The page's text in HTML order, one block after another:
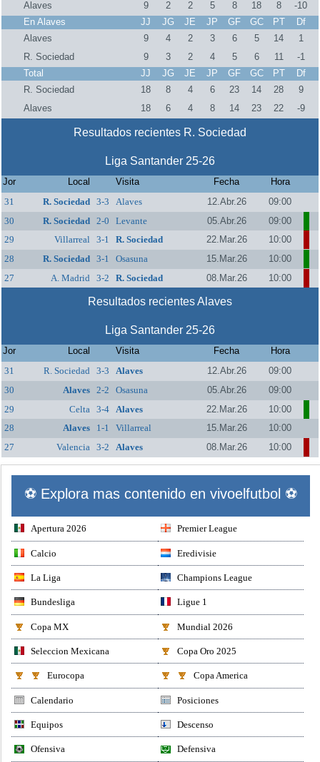
Alaves
9 2 2 5 8 18 8
-10
En Alaves
JJ JG JE JP GF GC PT
Df
Alaves
9 4 2 3 6 5 14
1
R. Sociedad
9 3 2 4 5 6 11
-1
Total
JJ JG JE JP GF GC PT
Df
R. Sociedad
18 8 4 6 23 14 28
9
Alaves
18 6 4 8 14 23 22 -9
Resultados recientes R. Sociedad
Liga Santander 25-26
Jor Local Visita Fecha
Hora
31
R. Sociedad 3-3 Alaves 12.Abr.26
09:00
30
R. Sociedad 2-0 Levante 05.Abr.26
09:00
29
Villarreal 3-1 R. Sociedad 22.Mar.26
10:00
28
R. Sociedad 3-1 Osasuna 15.Mar.26
10:00
27
A. Madrid 3-2 R. Sociedad 08.Mar.26 10:00
Resultados recientes Alaves
Liga Santander 25-26
Jor Local Visita Fecha
Hora
31
R. Sociedad 3-3 Alaves 12.Abr.26
09:00
30
Alaves 2-2 Osasuna 05.Abr.26
09:00
29
Celta 3-4 Alaves 22.Mar.26
10:00
28
Alaves 1-1 Villarreal 15.Mar.26
10:00
27
Valencia 3-2 Alaves 08.Mar.26 10:00
⚽ Explora mas contenido en vivoelfutbol ⚽
Apertura 2026 Premier League
Calcio Eredivisie
La Liga Champions League
Bundesliga Ligue 1
Copa MX Mundial 2026
Seleccion Mexicana Copa Oro 2025
Eurocopa Copa America
Calendario Posiciones
Equipos Descenso
Ofensiva Defensiva